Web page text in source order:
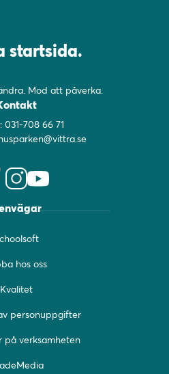
Mod att påverka.
031-708 66 71
n
t
g
a
m
ö
p
o
t
b
ö
p
a
hos oss
Kvalitet
personuppgifter
på verksamheten